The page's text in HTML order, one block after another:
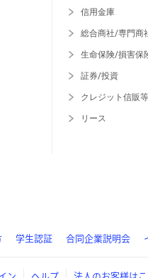
信用金庫
総合商社/専門商
生命保険/損害保
証券/投資
クレジット信販等
リース
学生認証 合同企業説明会